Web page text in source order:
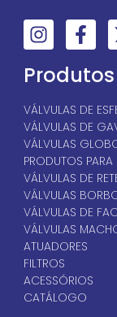
Produtos
VÁLVULAS DE
VÁLVULAS DE
VÁLVULAS
PRODUTOS
VÁLVULAS DE
VÁLVULAS
VÁLVULAS DE
VÁLVULAS
ATUADORES
FILTROS
ACESSÓRIOS
CATÁLOGO